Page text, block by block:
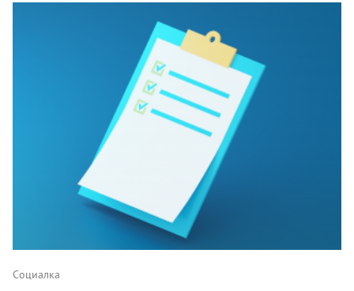
Социалка